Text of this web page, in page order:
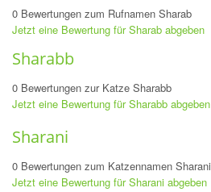
0 Bewertungen zum Rufnamen Sharab
Jetzt eine Bewertung für Sharab abgeben
Sharabb
0 Bewertungen zur Katze Sharabb
Jetzt eine Bewertung für Sharabb abgeben
Sharani
0 Bewertungen zum Katzennamen Sharani
Jetzt eine Bewertung für Sharani abgeben